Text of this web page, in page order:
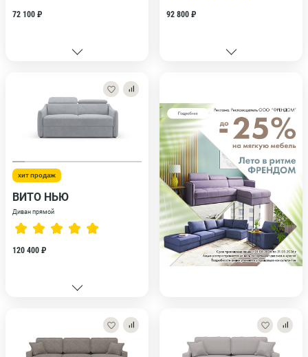
72 100 ₽ 92 800 ₽
хит продаж
ВИТО НЬЮ
Диван прямой
120 400 ₽